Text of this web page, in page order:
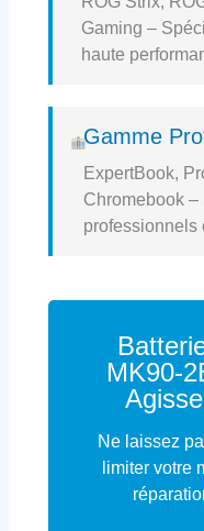
Gaming –
haute
Gamme
ExpertBook,
Chromebook
professionnels
MK90-
Ne laissez
limiter votre